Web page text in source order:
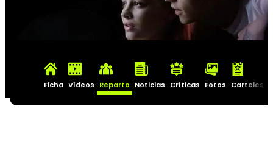
Ficha Vídeos Reparto Noticias Críticas Fotos Carteles